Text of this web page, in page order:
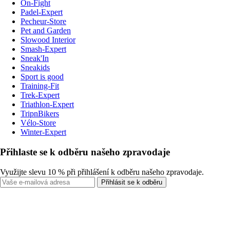
On-Fight
Padel-Expert
Pecheur-Store
Pet and Garden
Slowood Interior
Smash-Expert
Sneak'In
Sneakids
Sport is good
Training-Fit
Trek-Expert
Triathlon-Expert
TripnBikers
Vélo-Store
Winter-Expert
Přihlaste se k odběru našeho zpravodaje
Využijte slevu 10 % při přihlášení k odběru našeho zpravodaje.
Přihlásit se k odběru